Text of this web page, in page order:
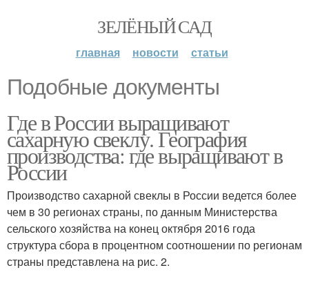
ЗЕЛЁНЫЙ САД
главная новости статьи
Подобные документы
Где в России выращивают
сахарную свеклу. География
производства: где выращивают в
России
Производство сахарной свеклы в России ведется более
чем в 30 регионах страны, по данным Министерства
сельского хозяйства на конец октября 2016 года
структура сбора в процентном соотношении по регионам
страны представлена на рис. 2.